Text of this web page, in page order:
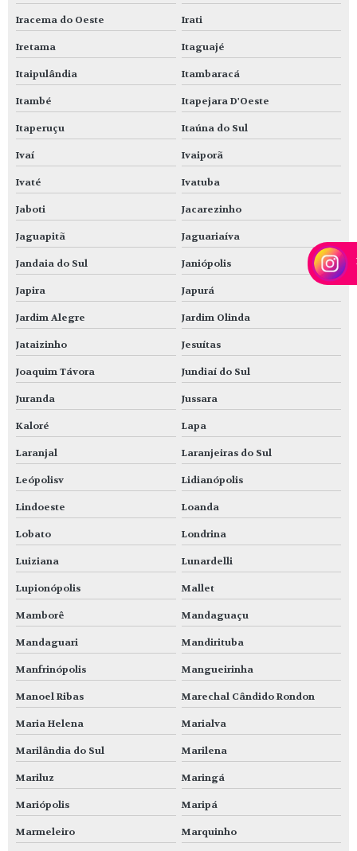
Iracema do Oeste Irati
Iretama Itaguajé
Itaipulândia Itambaracá
Itambé Itapejara D'Oeste
Itaperuçu Itaúna do Sul
Ivaí Ivaiporã
Ivaté Ivatuba
Jaboti Jacarezinho
Jaguapitã Jaguariaíva
Jandaia do Sul Janiópolis
Japira Japurá
Jardim Alegre Jardim Olinda
Jataizinho Jesuítas
Joaquim Távora Jundiaí do Sul
Juranda Jussara
Kaloré Lapa
Laranjal Laranjeiras do Sul
Leópolisv Lidianópolis
Lindoeste Loanda
Lobato Londrina
Luiziana Lunardelli
Lupionópolis Mallet
Mamborê Mandaguaçu
Mandaguari Mandirituba
Manfrinópolis Mangueirinha
Manoel Ribas Marechal Cândido Rondon
Maria Helena Marialva
Marilândia do Sul Marilena
Mariluz Maringá
Mariópolis Maripá
Marmeleiro Marquinho